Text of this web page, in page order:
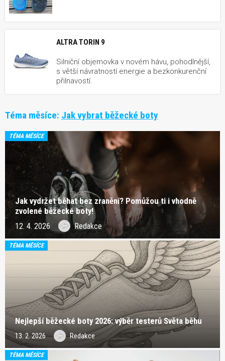
ALTRA TORIN 9
Silniční objemovka v novém hávu, pohodlnější,
s větší návratností energie a bezkonkurenční
přilnavostí.
Téma měsíce: Jak vybrat běžecké boty
TÉMA MĚSÍCE
Jak vydržet běhat bez zranění? Pomůžou ti i vhodně
zvolené běžecké boty!
12. 4. 2026 Redakce
TÉMA MĚSÍCE
Nejlepší běžecké boty 2026: výběr testerů Světa běhu
13. 2. 2026 Redakce
TÉMA MĚSÍCE